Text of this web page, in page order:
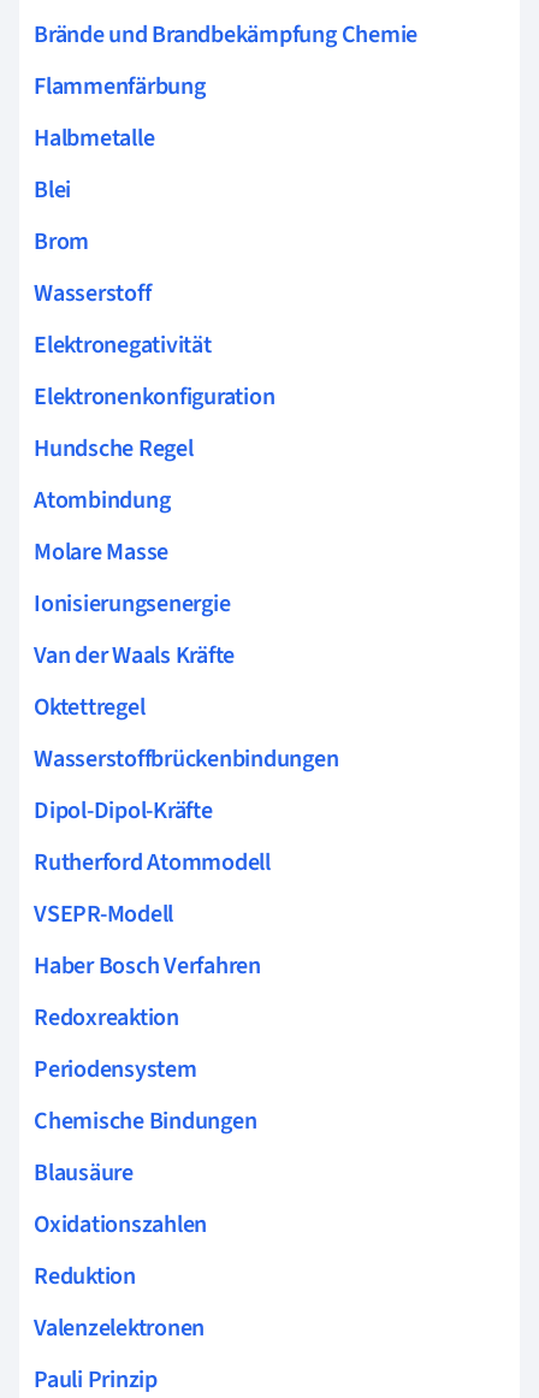
Brände und Brandbekämpfung Chemie
Flammenfärbung
Halbmetalle
Blei
Brom
Wasserstoff
Elektronegativität
Elektronenkonfiguration
Hundsche Regel
Atombindung
Molare Masse
Ionisierungsenergie
Van der Waals Kräfte
Oktettregel
Wasserstoffbrückenbindungen
Dipol-Dipol-Kräfte
Rutherford Atommodell
VSEPR-Modell
Haber Bosch Verfahren
Redoxreaktion
Periodensystem
Chemische Bindungen
Blausäure
Oxidationszahlen
Reduktion
Valenzelektronen
Pauli Prinzip